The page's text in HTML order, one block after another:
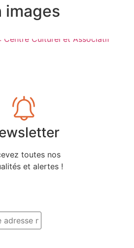
images
toutes nos
et alertes !